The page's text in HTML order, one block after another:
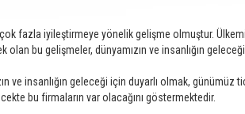
fazla iyileştirmeye yönelik gelişme olmuştur.
bu gelişmeler, dünyamızın ve insanlığın
ve insanlığın geleceği için duyarlı olmak,
bu firmaların var olacağını göstermektedir.